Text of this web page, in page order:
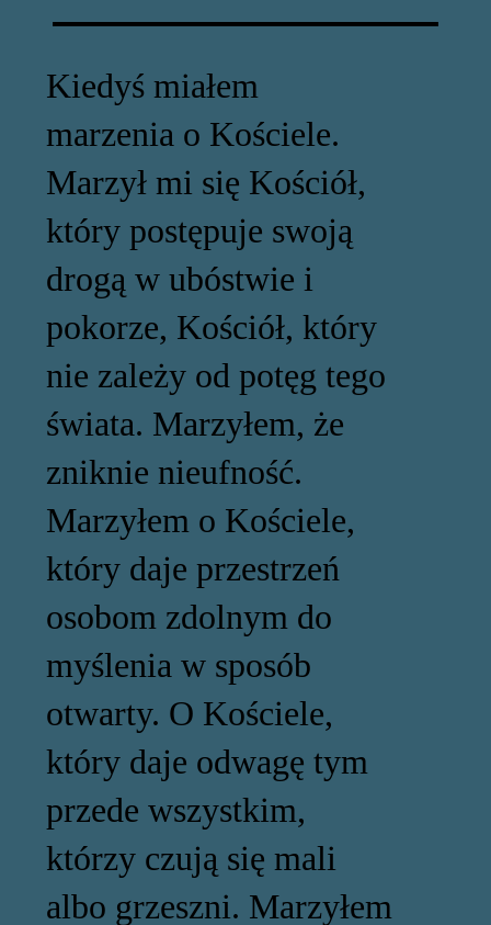
Kiedyś miałem
marzenia o Kościele.
Marzył mi się Kościół,
który postępuje swoją
drogą w ubóstwie i
pokorze, Kościół, który
nie zależy od potęg tego
świata. Marzyłem, że
zniknie nieufność.
Marzyłem o Kościele,
który daje przestrzeń
osobom zdolnym do
myślenia w sposób
otwarty. O Kościele,
który daje odwagę tym
przede wszystkim,
którzy czują się mali
albo grzeszni. Marzyłem